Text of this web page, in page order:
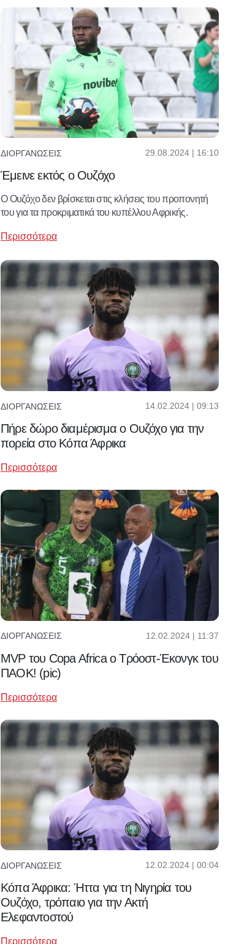
ΔΙΟΡΓΑΝΏΣΕΙΣ 29.08.2024 | 16:10
Έμεινε εκτός ο Ουζόχο
Ο Ουζόχο δεν βρίσκεται στις κλήσεις του προπονητή
του για τα προκριματικά του κυπέλλου Αφρικής.
Περισσότερα
ΔΙΟΡΓΑΝΏΣΕΙΣ 14.02.2024 | 09:13
Πήρε δώρο διαμέρισμα ο Ουζόχο για την
πορεία στο Κόπα Άφρικα
Περισσότερα
ΔΙΟΡΓΑΝΏΣΕΙΣ 12.02.2024 | 11:37
MVP του Copa Africa ο Τρόοστ-Έκονγκ του
ΠΑΟΚ! (pic)
Περισσότερα
ΔΙΟΡΓΑΝΏΣΕΙΣ 12.02.2024 | 00:04
Κόπα Άφρικα: Ήττα για τη Νιγηρία του
Ουζόχο, τρόπαιο για την Ακτή
Ελεφαντοστού
Περισσότερα